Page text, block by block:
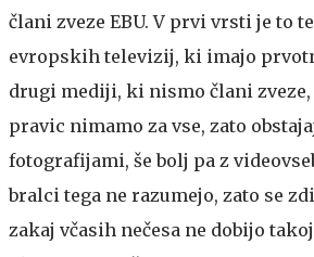
člani zveze EBU. V prvi vrsti je to
evropskih televizij, ki imajo
drugi mediji, ki nismo člani
pravic nimamo za vse, zato
fotografijami, še bolj pa z
bralci tega ne razumejo, zato se
zakaj včasih nečesa ne dobijo